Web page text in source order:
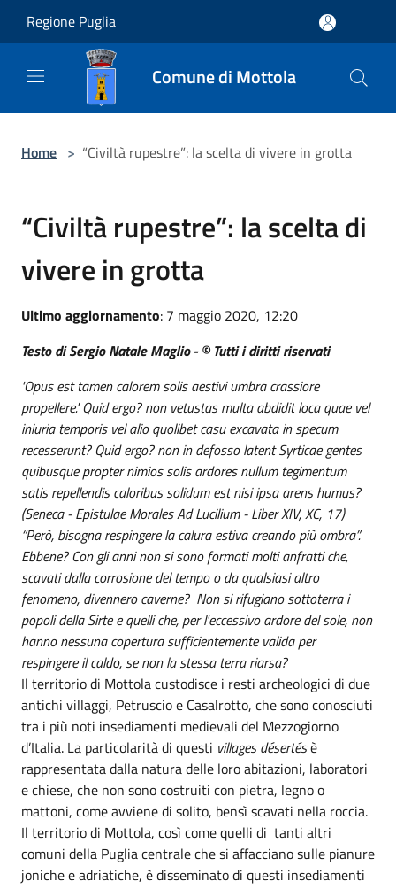
Regione Puglia
Comune di Mottola
Home > “Civiltà rupestre”: la scelta di vivere in grotta
“Civiltà rupestre”: la scelta di
vivere in grotta
Ultimo aggiornamento: 7 maggio 2020, 12:20
Testo di Sergio Natale Maglio - © Tutti i diritti riservati
'Opus est tamen calorem solis aestivi umbra crassiore
propellere.' Quid ergo? non vetustas multa abdidit loca quae vel
iniuria temporis vel alio quolibet casu excavata in specum
recesserunt? Quid ergo? non in defosso latent Syrticae gentes
quibusque propter nimios solis ardores nullum tegimentum
satis repellendis caloribus solidum est nisi ipsa arens humus?
(Seneca - Epistulae Morales Ad Lucilium - Liber XIV, XC, 17)
“Però, bisogna respingere la calura estiva creando più ombra”.
Ebbene? Con gli anni non si sono formati molti anfratti che,
scavati dalla corrosione del tempo o da qualsiasi altro
fenomeno, divennero caverne? Non si rifugiano sottoterra i
popoli della Sirte e quelli che, per l'eccessivo ardore del sole, non
hanno nessuna copertura sufficientemente valida per
respingere il caldo, se non la stessa terra riarsa?
Il territorio di Mottola custodisce i resti archeologici di due
antichi villaggi, Petruscio e Casalrotto, che sono conosciuti
tra i più noti insediamenti medievali del Mezzogiorno
d’Italia. La particolarità di questi villages désertésè
rappresentata dalla natura delle loro abitazioni, laboratori
e chiese, che non sono costruiti con pietra, legno o
mattoni, come avviene di solito, bensì scavati nella roccia.
Il territorio di Mottola, così come quelli di tanti altri
comuni della Puglia centrale che si affacciano sulle pianure
joniche e adriatiche, è disseminato di questi insediamenti